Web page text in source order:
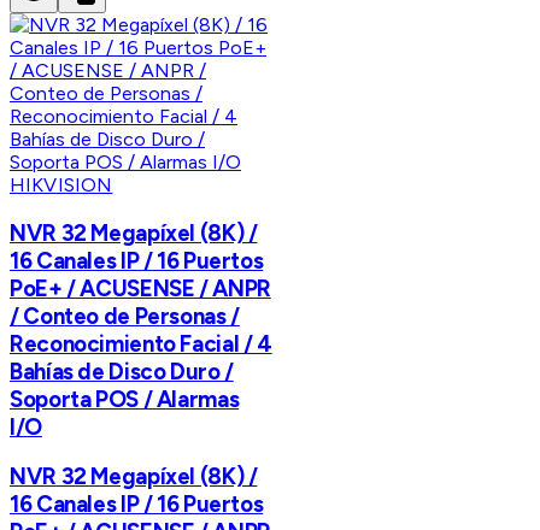
HIKVISION
NVR 32 Megapíxel (8K) /
16 Canales IP / 16 Puertos
PoE+ / ACUSENSE / ANPR
/ Conteo de Personas /
Reconocimiento Facial / 4
Bahías de Disco Duro /
Soporta POS / Alarmas
I/O
NVR 32 Megapíxel (8K) /
16 Canales IP / 16 Puertos